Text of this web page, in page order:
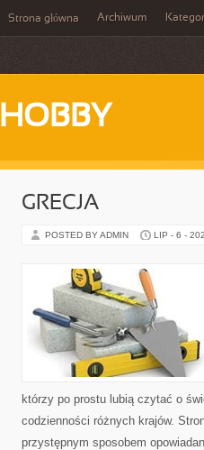
Strona główna Archiwum
HOBBY
GRECJA
POSTED BY ADMIN LIP - 6 -
którzy po prostu lubią czytać o
codzienności różnych krajów.
przystępnym sposobem